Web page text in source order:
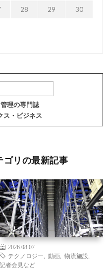
28 29 30
理の専門誌
ス・ビジネス
ゴリの最新記事
2026.08.07
テクノロジー
動画 物流施設
記者会見など